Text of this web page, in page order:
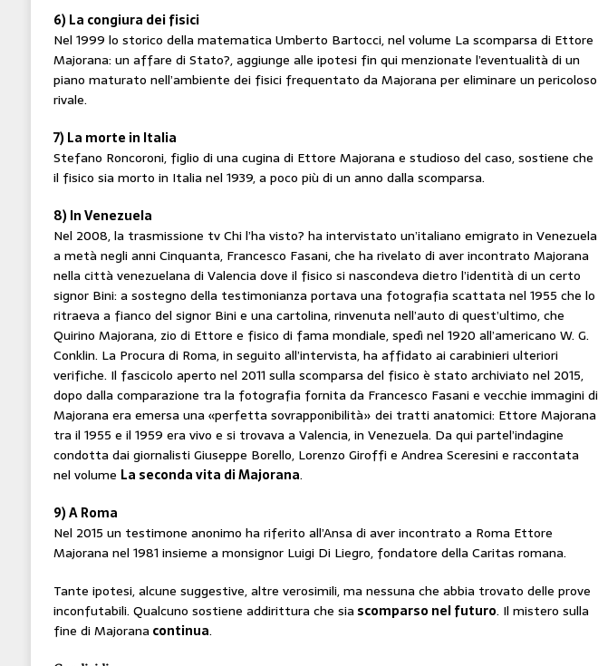
6) La congiura dei fisici
Nel 1999 lo storico della matematica Umberto Bartocci, nel volume La scomparsa di Ettore
Majorana: un affare di Stato?, aggiunge alle ipotesi fin qui menzionate l’eventualità di un
piano maturato nell’ambiente dei fisici frequentato da Majorana per eliminare un pericoloso
rivale.
7) La morte in Italia
Stefano Roncoroni, figlio di una cugina di Ettore Majorana e studioso del caso, sostiene che
il fisico sia morto in Italia nel 1939, a poco più di un anno dalla scomparsa.
8) In Venezuela
Nel 2008, la trasmissione tv Chi l’ha visto? ha intervistato un’italiano emigrato in Venezuela
a metà negli anni Cinquanta, Francesco Fasani, che ha rivelato di aver incontrato Majorana
nella città venezuelana di Valencia dove il fisico si nascondeva dietro l’identità di un certo
signor Bini: a sostegno della testimonianza portava una fotografia scattata nel 1955 che lo
ritraeva a fianco del signor Bini e una cartolina, rinvenuta nell’auto di quest’ultimo, che
Quirino Majorana, zio di Ettore e fisico di fama mondiale, spedì nel 1920 all’americano W. G.
Conklin. La Procura di Roma, in seguito all’intervista, ha affidato ai carabinieri ulteriori
verifiche. Il fascicolo aperto nel 2011 sulla scomparsa del fisico è stato archiviato nel 2015,
dopo dalla comparazione tra la fotografia fornita da Francesco Fasani e vecchie immagini di
Majorana era emersa una «perfetta sovrapponibilità» dei tratti anatomici: Ettore Majorana
tra il 1955 e il 1959 era vivo e si trovava a Valencia, in Venezuela. Da qui partel’indagine
condotta dai giornalisti Giuseppe Borello, Lorenzo Giroffi e Andrea Sceresini e raccontata
nel volume La seconda vita di Majorana.
9) A Roma
Nel 2015 un testimone anonimo ha riferito all’Ansa di aver incontrato a Roma Ettore
Majorana nel 1981 insieme a monsignor Luigi Di Liegro, fondatore della Caritas romana.
Tante ipotesi, alcune suggestive, altre verosimili, ma nessuna che abbia trovato delle prove
inconfutabili. Qualcuno sostiene addirittura che sia scomparso nel futuro. Il mistero sulla
fine di Majorana continua.